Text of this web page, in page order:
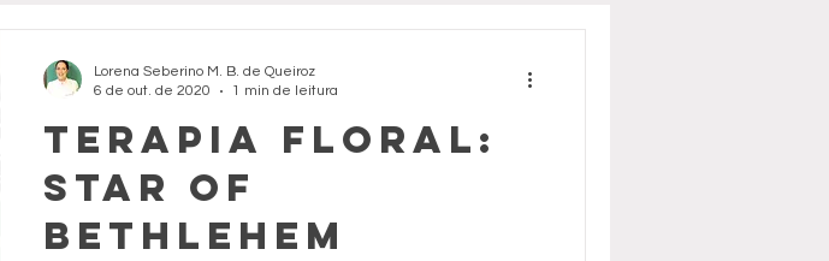
Terapia Floral:
Star of
Bethlehem
Lorena Seberino M. B. de Queiroz
6 de out. de 2020
1 min de leitura